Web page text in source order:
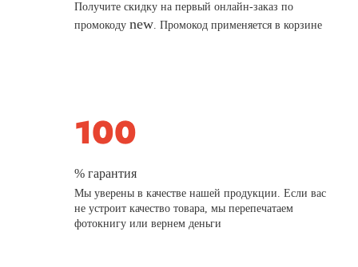
Получите скидку на первый онлайн-заказ по
промокодуnew. Промокод применяется в корзине
% гарантия
Мы уверены в качестве нашей продукции. Если вас
не устроит качество товара, мы перепечатаем
фотокнигу или вернем деньги